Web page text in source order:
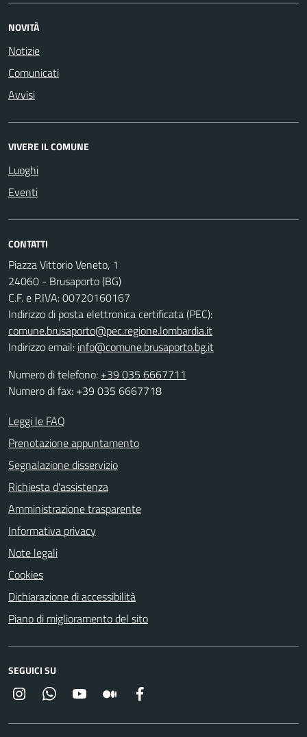
NOVITÀ
Notizie
Comunicati
Avvisi
VIVERE IL COMUNE
Luoghi
Eventi
CONTATTI
Piazza Vittorio Veneto, 1
24060 - Brusaporto (BG)
C.F. e P.IVA: 00720160167
Indirizzo di posta elettronica certificata (PEC):
comune.brusaporto@pec.regione.lombardia.it
Indirizzo email: info@comune.brusaporto.bg.it
Numero di telefono: +39 035 6667711
Numero di fax: +39 035 6667718
Leggi le FAQ
Prenotazione appuntamento
Segnalazione disservizio
Richiesta d'assistenza
Amministrazione trasparente
Informativa privacy
Note legali
Cookies
Dichiarazione di accessibilità
Piano di miglioramento del sito
SEGUICI SU
InstagramWhatsappYouTube Medium